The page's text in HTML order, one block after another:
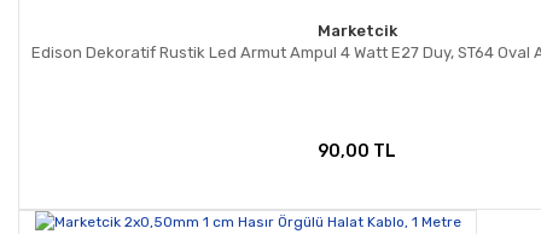
Marketcik
Edison Dekoratif Rustik Led Armut Ampul 4 Watt E27 Duy, ST64 Oval
90,00 TL